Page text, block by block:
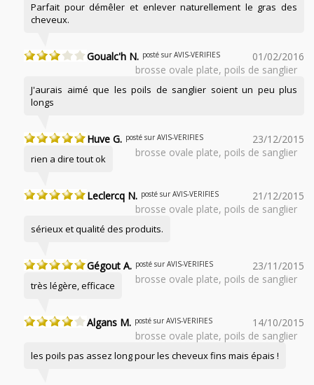
Parfait pour démêler et enlever naturellement le gras des
cheveux.
Goualc'h N. posté sur AVIS-VERIFIES
01/02/2016
brosse ovale plate, poils de sanglier
J'aurais aimé que les poils de sanglier soient un peu plus
longs
Huve G. posté sur AVIS-VERIFIES
23/12/2015
brosse ovale plate, poils de sanglier
rien a dire tout ok
Leclercq N. posté sur AVIS-VERIFIES
21/12/2015
brosse ovale plate, poils de sanglier
sérieux et qualité des produits.
Gégout A. posté sur AVIS-VERIFIES
23/11/2015
brosse ovale plate, poils de sanglier
très légère, efficace
Algans M. posté sur AVIS-VERIFIES
14/10/2015
brosse ovale plate, poils de sanglier
les poils pas assez long pour les cheveux fins mais épais !